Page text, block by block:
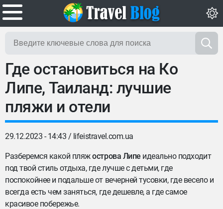
Где остановиться на Ко
Липе, Таиланд: лучшие
пляжи и отели
29.12.2023 - 14:43 / lifeistravel.com.ua
Разберемся какой пляжострова Липе идеально подходит
под твой стиль отдыха, где лучше с детьми, где
поспокойнее и подальше от вечерней тусовки, где весело и
всегда есть чем заняться, где дешевле, а где самое
красивое побережье.